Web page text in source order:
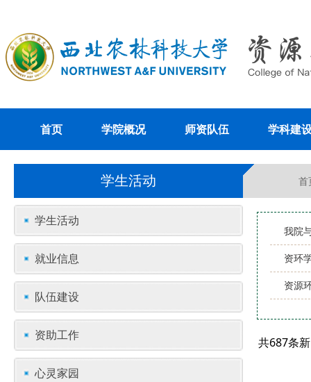
首页 学院概况 师资队伍 学科建
学生活动 首
学生活动
就业信息
队伍建设
资助工作
心灵家园
我院
资环
资源
共687条